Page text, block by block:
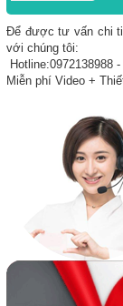
Để được tư vấn chi
với chúng tôi:
Hotline:0972138988
Miễn phí Video +